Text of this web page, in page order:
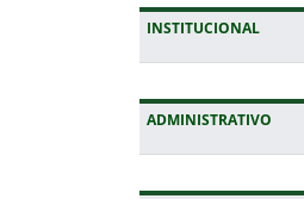
INSTITUCIONAL
ADMINISTRATIVO